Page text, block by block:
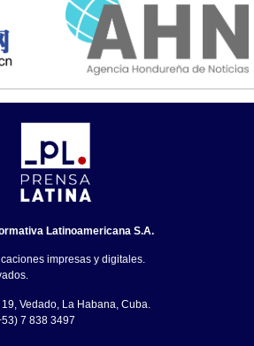
Latinoamericana S.A.
impresas y digitales.
Vedado, La Habana, Cuba.
7 838 3497